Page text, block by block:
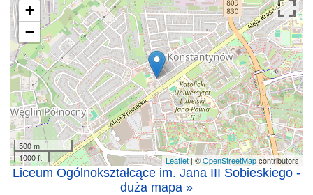
+
−
500 m
1000 ft
Leaflet| ©OpenStreetMapcontributors
Liceum Ogólnokształcące im. Jana III Sobieskiego -
duża mapa »